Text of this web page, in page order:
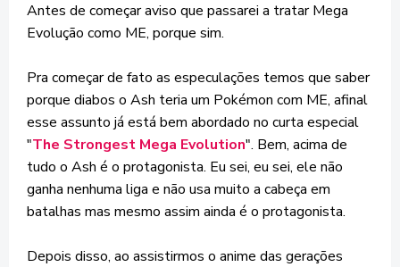
Antes de começar aviso que passarei a tratar Mega
Evolução como ME, porque sim.
Pra começar de fato as especulações temos que saber
porque diabos o Ash teria um Pokémon com ME, afinal
esse assunto já está bem abordado no curta especial
"The Strongest Mega Evolution". Bem, acima de
tudo o Ash é o protagonista. Eu sei, eu sei, ele não
ganha nenhuma liga e não usa muito a cabeça em
batalhas mas mesmo assim ainda é o protagonista.
Depois disso, ao assistirmos o anime das gerações